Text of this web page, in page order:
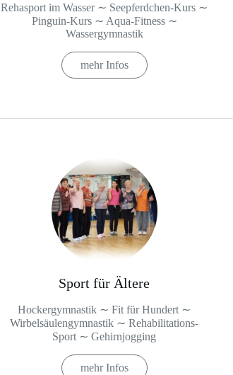
Rehasport im Wasser ∼ Seepferdchen-Kurs ∼
Pinguin-Kurs ∼ Aqua-Fitness ∼
Wassergymnastik
mehr Infos
Sport für Ältere
Hockergymnastik ∼ Fit für Hundert ∼
Wirbelsäulengymnastik ∼ Rehabilitations-
Sport ∼ Gehirnjogging
mehr Infos